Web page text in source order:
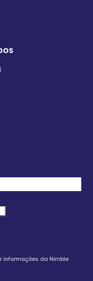
informações da Nimble